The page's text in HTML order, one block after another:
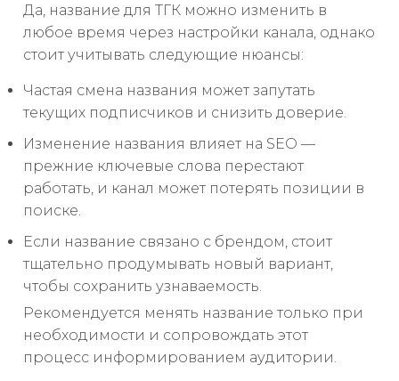
Да, название для ТГК можно изменить в
любое время через настройки канала, однако
стоит учитывать следующие нюансы:
Частая смена названия может запутать
текущих подписчиков и снизить доверие.
Изменение названия влияет на SEO —
прежние ключевые слова перестают
работать, и канал может потерять позиции в
поиске.
Если название связано с брендом, стоит
тщательно продумывать новый вариант,
чтобы сохранить узнаваемость.
Рекомендуется менять название только при
необходимости и сопровождать этот
процесс информированием аудитории.